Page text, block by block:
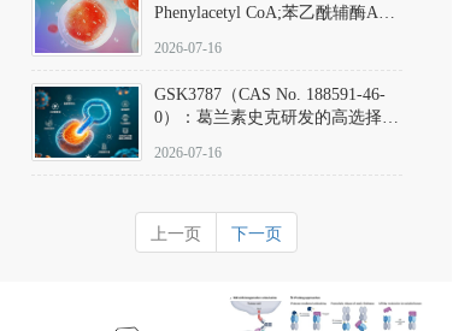
Phenylacetyl CoA;苯乙酰辅酶A
2026-07-16
GSK3787（CAS No. 188591-46-
0）：葛兰素史克研发的高选择
抗剂，被广泛视为研究PPARδ核
靶点药理机制的金标准化学探
针。
2026-07-16
上一页 下一页